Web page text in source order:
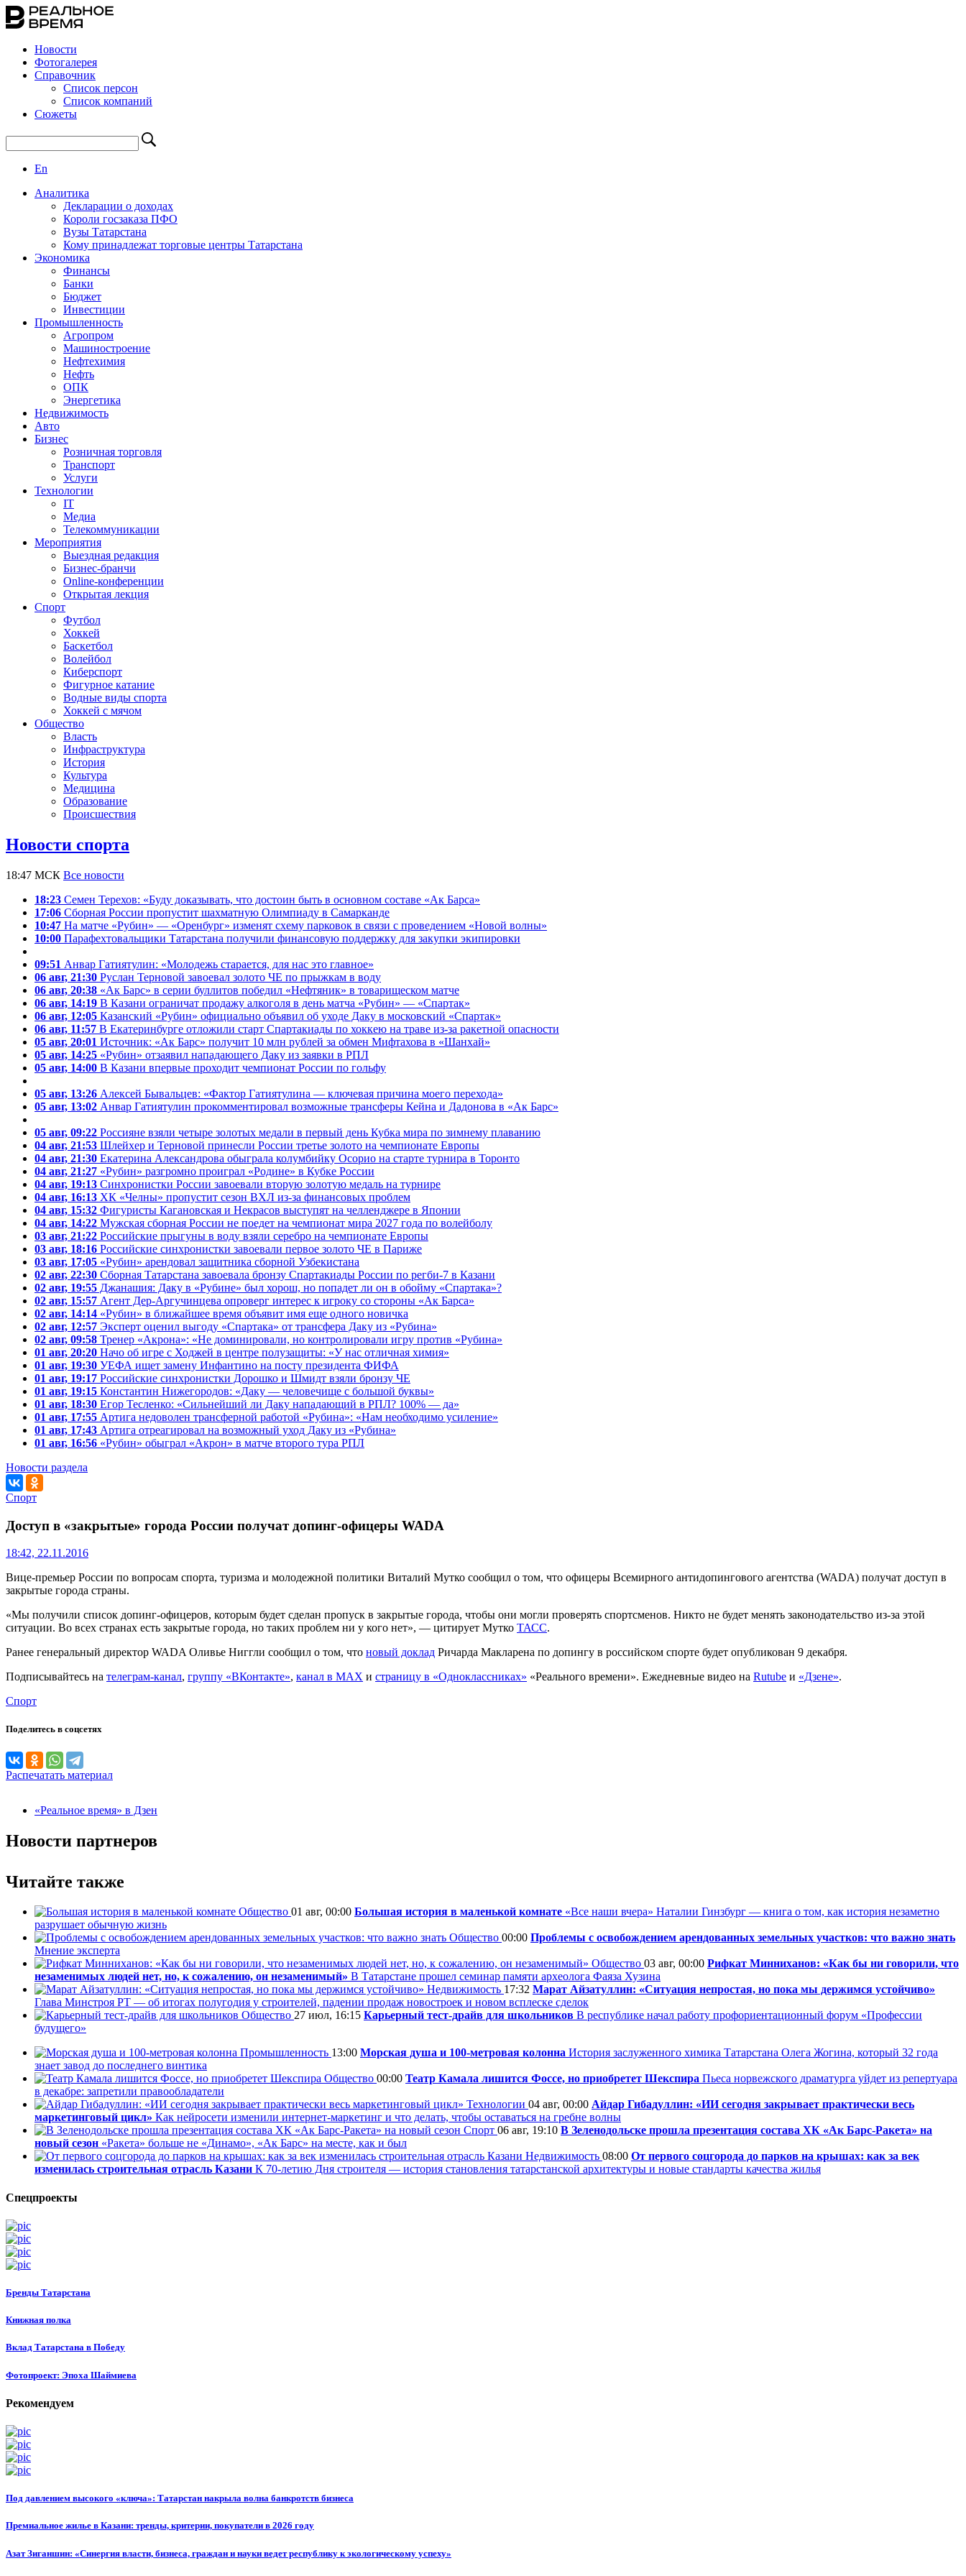
Новости
Фотогалерея
Справочник
Список персон
Список компаний
Сюжеты
En
Аналитика
Декларации о доходах
Короли госзаказа ПФО
Вузы Татарстана
Кому принадлежат торговые центры Татарстана
Экономика
Финансы
Банки
Бюджет
Инвестиции
Промышленность
Агропром
Машиностроение
Нефтехимия
Нефть
ОПК
Энергетика
Недвижимость
Авто
Бизнес
Розничная торговля
Транспорт
Услуги
Технологии
IT
Медиа
Телекоммуникации
Мероприятия
Выездная редакция
Бизнес-бранчи
Online-конференции
Открытая лекция
Спорт
Футбол
Хоккей
Баскетбол
Волейбол
Киберспорт
Фигурное катание
Водные виды спорта
Хоккей с мячом
Общество
Власть
Инфраструктура
История
Культура
Медицина
Образование
Происшествия
Новости спорта
18:47 МСК Все новости
18:23 Семен Терехов: «Буду доказывать, что достоин быть в основном составе «Ак Барса»
17:06 Сборная России пропустит шахматную Олимпиаду в Самарканде
10:47 На матче «Рубин» — «Оренбург» изменят схему парковок в связи с проведением «Новой волны»
10:00 Парафехтовальщики Татарстана получили финансовую поддержку для закупки экипировки
09:51 Анвар Гатиятулин: «Молодежь старается, для нас это главное»
06 авг, 21:30 Руслан Терновой завоевал золото ЧЕ по прыжкам в воду
06 авг, 20:38 «Ак Барс» в серии буллитов победил «Нефтяник» в товарищеском матче
06 авг, 14:19 В Казани ограничат продажу алкоголя в день матча «Рубин» — «Спартак»
06 авг, 12:05 Казанский «Рубин» официально объявил об уходе Даку в московский «Спартак»
06 авг, 11:57 В Екатеринбурге отложили старт Спартакиады по хоккею на траве из-за ракетной опасности
05 авг, 20:01 Источник: «Ак Барс» получит 10 млн рублей за обмен Мифтахова в «Шанхай»
05 авг, 14:25 «Рубин» отзаявил нападающего Даку из заявки в РПЛ
05 авг, 14:00 В Казани впервые проходит чемпионат России по гольфу
05 авг, 13:26 Алексей Бывальцев: «Фактор Гатиятулина — ключевая причина моего перехода»
05 авг, 13:02 Анвар Гатиятулин прокомментировал возможные трансферы Кейна и Дадонова в «Ак Барс»
05 авг, 09:22 Россияне взяли четыре золотых медали в первый день Кубка мира по зимнему плаванию
04 авг, 21:53 Шлейхер и Терновой принесли России третье золото на чемпионате Европы
04 авг, 21:30 Екатерина Александрова обыграла колумбийку Осорио на старте турнира в Торонто
04 авг, 21:27 «Рубин» разгромно проиграл «Родине» в Кубке России
04 авг, 19:13 Синхронистки России завоевали вторую золотую медаль на турнире
04 авг, 16:13 ХК «Челны» пропустит сезон ВХЛ из-за финансовых проблем
04 авг, 15:32 Фигуристы Кагановская и Некрасов выступят на челленджере в Японии
04 авг, 14:22 Мужская сборная России не поедет на чемпионат мира 2027 года по волейболу
03 авг, 21:22 Российские прыгуны в воду взяли серебро на чемпионате Европы
03 авг, 18:16 Российские синхронистки завоевали первое золото ЧЕ в Париже
03 авг, 17:05 «Рубин» арендовал защитника сборной Узбекистана
02 авг, 22:30 Сборная Татарстана завоевала бронзу Спартакиады России по регби-7 в Казани
02 авг, 19:55 Джанашия: Даку в «Рубине» был хорош, но попадет ли он в обойму «Спартака»?
02 авг, 15:57 Агент Дер-Аргучинцева опроверг интерес к игроку со стороны «Ак Барса»
02 авг, 14:14 «Рубин» в ближайшее время объявит имя еще одного новичка
02 авг, 12:57 Эксперт оценил выгоду «Спартака» от трансфера Даку из «Рубина»
02 авг, 09:58 Тренер «Акрона»: «Не доминировали, но контролировали игру против «Рубина»
01 авг, 20:20 Начо об игре с Ходжей в центре полузащиты: «У нас отличная химия»
01 авг, 19:30 УЕФА ищет замену Инфантино на посту президента ФИФА
01 авг, 19:17 Российские синхронистки Дорошко и Шмидт взяли бронзу ЧЕ
01 авг, 19:15 Константин Нижегородов: «Даку — человечище с большой буквы»
01 авг, 18:30 Егор Тесленко: «Сильнейший ли Даку нападающий в РПЛ? 100% — да»
01 авг, 17:55 Артига недоволен трансферной работой «Рубина»: «Нам необходимо усиление»
01 авг, 17:43 Артига отреагировал на возможный уход Даку из «Рубина»
01 авг, 16:56 «Рубин» обыграл «Акрон» в матче второго тура РПЛ
Новости раздела
Спорт
Доступ в «закрытые» города России получат допинг-офицеры WADA
18:42, 22.11.2016
Вице-премьер России по вопросам спорта, туризма и молодежной политики Виталий Мутко сообщил о том, что офицеры Всемирного антидопингового агентства (WADA) получат доступ в
закрытые города страны.
«Мы получили список допинг-офицеров, которым будет сделан пропуск в закрытые города, чтобы они могли проверять спортсменов. Никто не будет менять законодательство из-за этой
ситуации. Во всех странах есть закрытые города, но таких проблем ни у кого нет», — цитирует Мутко ТАСС.
Ранее генеральный директор WADA Оливье Ниггли сообщил о том, что новый доклад Ричарда Макларена по допингу в российском спорте будет опубликован 9 декабря.
Подписывайтесь на телеграм-канал, группу «ВКонтакте», канал в MAX и страницу в «Одноклассниках» «Реального времени». Ежедневные видео на Rutube и «Дзене».
Спорт
Поделитесь в соцсетях
Распечатать материал
«Реальное время» в Дзен
Новости партнеров
Читайте также
Общество 01 авг, 00:00 Большая история в маленькой комнате «Все наши вчера» Наталии Гинзбург — книга о том, как история незаметно
разрушает обычную жизнь
Общество 00:00 Проблемы с освобождением арендованных земельных участков: что важно знать
Мнение эксперта
Общество 03 авг, 00:00 Рифкат Минниханов: «Как бы ни говорили, что
незаменимых людей нет, но, к сожалению, он незаменимый» В Татарстане прошел семинар памяти археолога Фаяза Хузина
Недвижимость 17:32 Марат Айзатуллин: «Ситуация непростая, но пока мы держимся устойчиво»
Глава Минстроя РТ — об итогах полугодия у строителей, падении продаж новостроек и новом всплеске сделок
Общество 27 июл, 16:15 Карьерный тест-драйв для школьников В республике начал работу профориентационный форум «Профессии
будущего»
Промышленность 13:00 Морская душа и 100-метровая колонна История заслуженного химика Татарстана Олега Жогина, который 32 года
знает завод до последнего винтика
Общество 00:00 Театр Камала лишится Фоссе, но приобретет Шекспира Пьеса норвежского драматурга уйдет из репертуара
в декабре: запретили правообладатели
Технологии 04 авг, 00:00 Айдар Гибадуллин: «ИИ сегодня закрывает практически весь
маркетинговый цикл» Как нейросети изменили интернет-маркетинг и что делать, чтобы оставаться на гребне волны
Спорт 06 авг, 19:10 В Зеленодольске прошла презентация состава ХК «Ак Барс-Ракета» на
новый сезон «Ракета» больше не «Динамо», «Ак Барс» на месте, как и был
Недвижимость 08:00 От первого соцгорода до парков на крышах: как за век
изменилась строительная отрасль Казани К 70-летию Дня строителя — история становления татарстанской архитектуры и новые стандарты качества жилья
Спецпроекты
Бренды Татарстана
Книжная полка
Вклад Татарстана в Победу
Фотопроект: Эпоха Шаймиева
Рекомендуем
Под давлением высокого «ключа»: Татарстан накрыла волна банкротств бизнеса
Премиальное жилье в Казани: тренды, критерии, покупатели в 2026 году
Азат Зиганшин: «Синергия власти, бизнеса, граждан и науки ведет республику к экологическому успеху»